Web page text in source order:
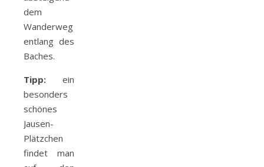
dem
Wanderweg
entlang des
Baches.
Tipp: ein
besonders
schönes
Jausen-
Plätzchen
findet man